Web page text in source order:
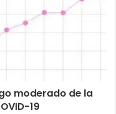
moderado de la
19